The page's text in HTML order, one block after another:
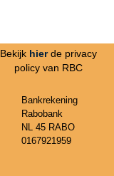
Bekijk hier de privacy
policy van RBC
Bankrekening
Rabobank
NL 45 RABO
0167921959